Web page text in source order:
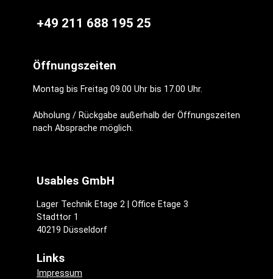
+49 211 688 195 25
Öffnungszeiten
Montag bis Freitag 09.00 Uhr bis 17.00 Uhr.
Abholung / Rückgabe außerhalb der Öffnungszeiten
nach Absprache möglich.
Usables GmbH
Lager Technik Etage 2 | Office Etage 3
Stadttor 1
40219 Düsseldorf
Links
Impressum